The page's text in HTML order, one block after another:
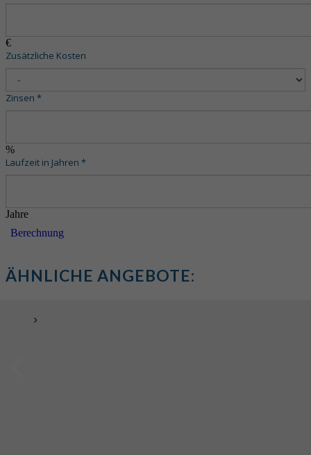
€
Zusätzliche Kosten
Zinsen *
%
Laufzeit in Jahren *
Jahre
Berechnung
ÄHNLICHE ANGEBOTE: